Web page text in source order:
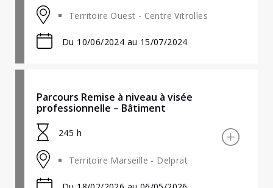
Territoire Ouest - Centre Vitrolles
Du 10/06/2024 au 15/07/2024
Parcours Remise à niveau à visée
professionnelle – Bâtiment
245 h
Territoire Marseille - Delprat